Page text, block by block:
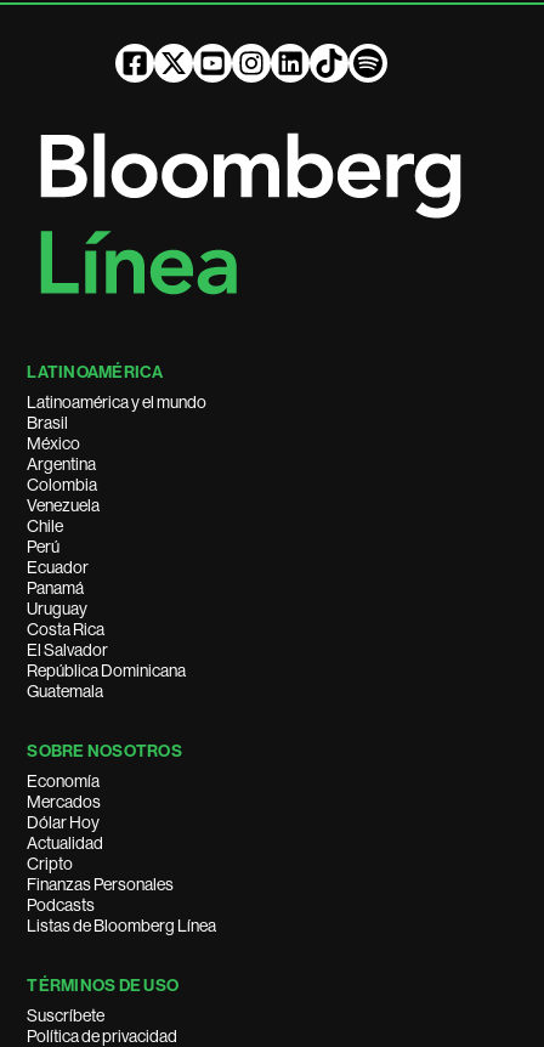
LATINOAMÉRICA
Latinoamérica y el mundo
Brasil
México
Argentina
Colombia
Venezuela
Chile
Perú
Ecuador
Panamá
Uruguay
Costa Rica
El Salvador
República Dominicana
Guatemala
SOBRE NOSOTROS
Economía
Mercados
Dólar Hoy
Actualidad
Cripto
Finanzas Personales
Podcasts
Listas de Bloomberg Línea
TÉRMINOS DE USO
Suscríbete
Política de privacidad